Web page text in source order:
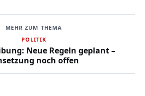
MEHR ZUM THEMA
POLITIK
Neue Regeln geplant –
noch offen